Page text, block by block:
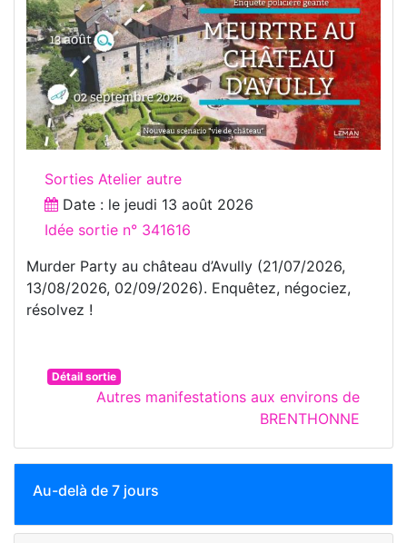
Sorties Atelier autre
Date : le jeudi 13 août 2026
Idée sortie n° 341616
Murder Party au château d’Avully (21/07/2026,
13/08/2026, 02/09/2026). Enquêtez, négociez,
résolvez !
Détail sortie
Autres manifestations aux environs de
BRENTHONNE
Au-delà de 7 jours